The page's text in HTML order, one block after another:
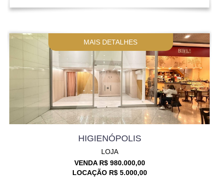
MAIS DETALHES
HIGIENÓPOLIS
LOJA
VENDA R$ 980.000,00
LOCAÇÃO R$ 5.000,00